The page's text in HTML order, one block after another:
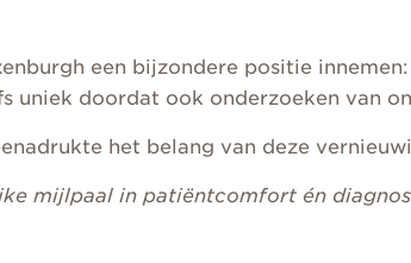
een bijzondere positie
uniek doordat ook onderzoeken van
het belang van deze
mijlpaal in patiëntcomfort én